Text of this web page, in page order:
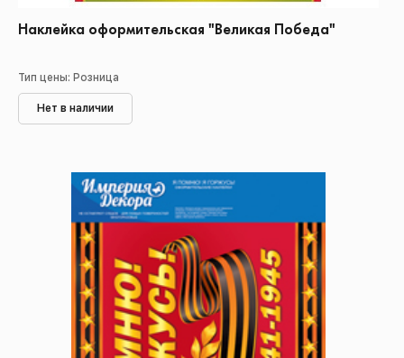
Наклейка оформительская "Великая Победа"
Тип цены: Розница
Нет в наличии